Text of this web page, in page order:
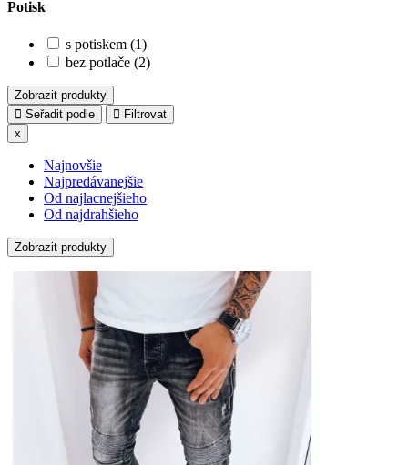
Potisk
s potiskem (1)
bez potlače (2)
Zobrazit produkty
Seřadit podle
Filtrovat
x
Najnovšie
Najpredávanejšie
Od najlacnejšieho
Od najdrahšieho
Zobrazit produkty